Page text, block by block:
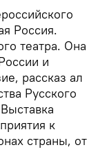
Россия.
театра. Она
и
рассказ ал
Русского
к
страны, от